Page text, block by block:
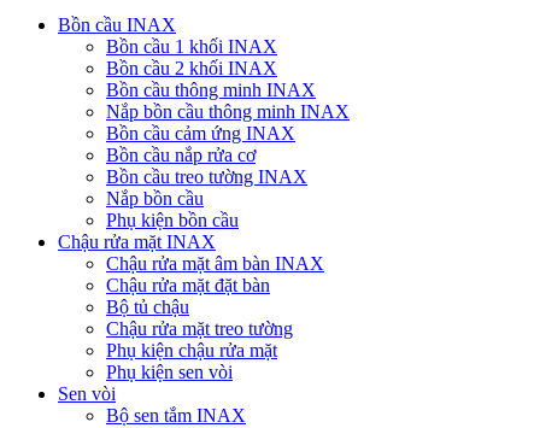
Bồn cầu INAX
Bồn cầu 1 khối INAX
Bồn cầu 2 khối INAX
Bồn cầu thông minh INAX
Nắp bồn cầu thông minh INAX
Bồn cầu cảm ứng INAX
Bồn cầu nắp rửa cơ
Bồn cầu treo tường INAX
Nắp bồn cầu
Phụ kiện bồn cầu
Chậu rửa mặt INAX
Chậu rửa mặt âm bàn INAX
Chậu rửa mặt đặt bàn
Bộ tủ chậu
Chậu rửa mặt treo tường
Phụ kiện chậu rửa mặt
Phụ kiện sen vòi
Sen vòi
Bộ sen tắm INAX